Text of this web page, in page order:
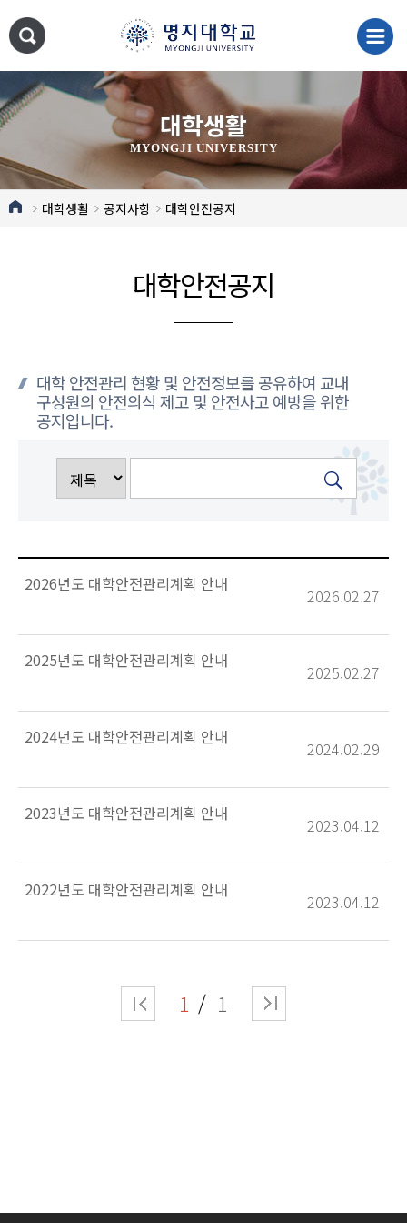
대학생활
MYONGJI UNIVERSITY
대학생활 공지사항 대학안전공지
대학안전공지
대학 안전관리 현황 및 안전정보를 공유하여 교내
구성원의 안전의식 제고 및 안전사고 예방을 위한
공지입니다.
2026년도 대학안전관리계획 안내
2026.02.27
2025년도 대학안전관리계획 안내
2025.02.27
2024년도 대학안전관리계획 안내
2024.02.29
2023년도 대학안전관리계획 안내
2023.04.12
2022년도 대학안전관리계획 안내
2023.04.12
1 1